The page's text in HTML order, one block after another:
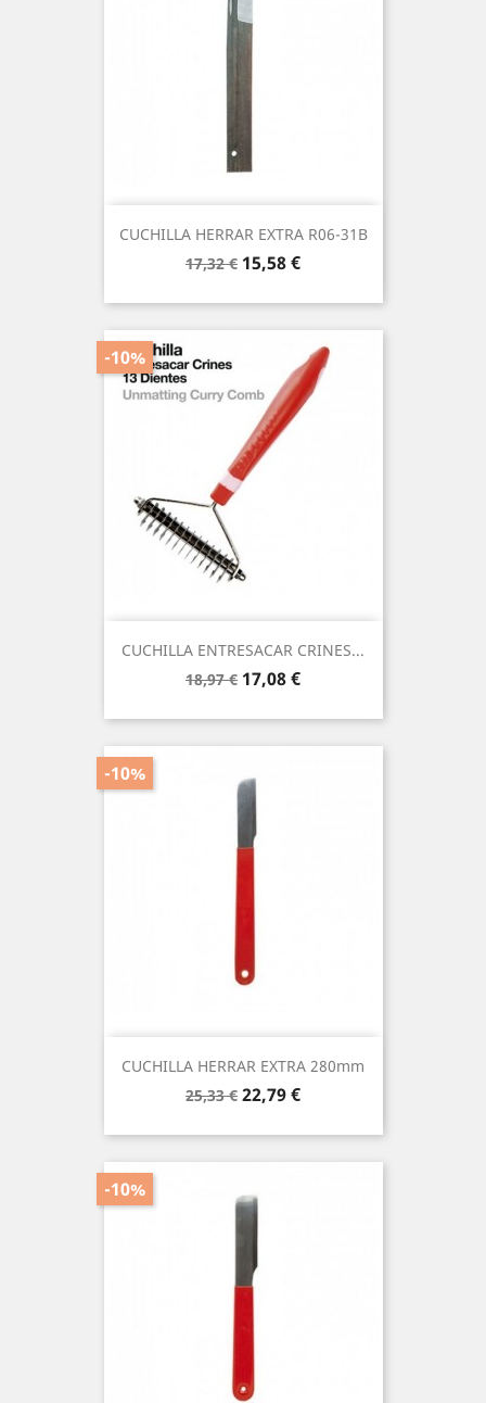
CUCHILLA HERRAR EXTRA R06-31B
Precio
17,32 € Precio
15,58 €
CUCHILLA ENTRESACAR CRINES...
Precio
18,97 €
-10%
Precio
17,08 €
CUCHILLA HERRAR EXTRA 280mm
Precio
25,33 €
-10%
Precio
22,79 €
-10%